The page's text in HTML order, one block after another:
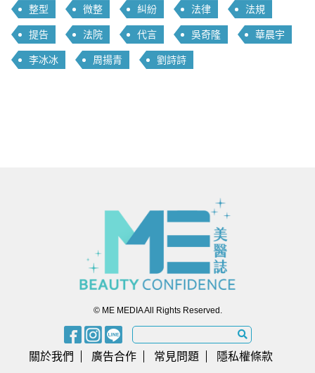
整型 微整 糾紛 法律 法規
提告 法院 代言 吳奇隆 華晨宇
李冰冰 周揚青 劉詩詩
© ME MEDIA All Rights Reserved.
關於我們 廣告合作 常見問題 隱私權條款